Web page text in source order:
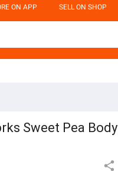
ON APP SELL ON SHOP
Sweet Pea Body